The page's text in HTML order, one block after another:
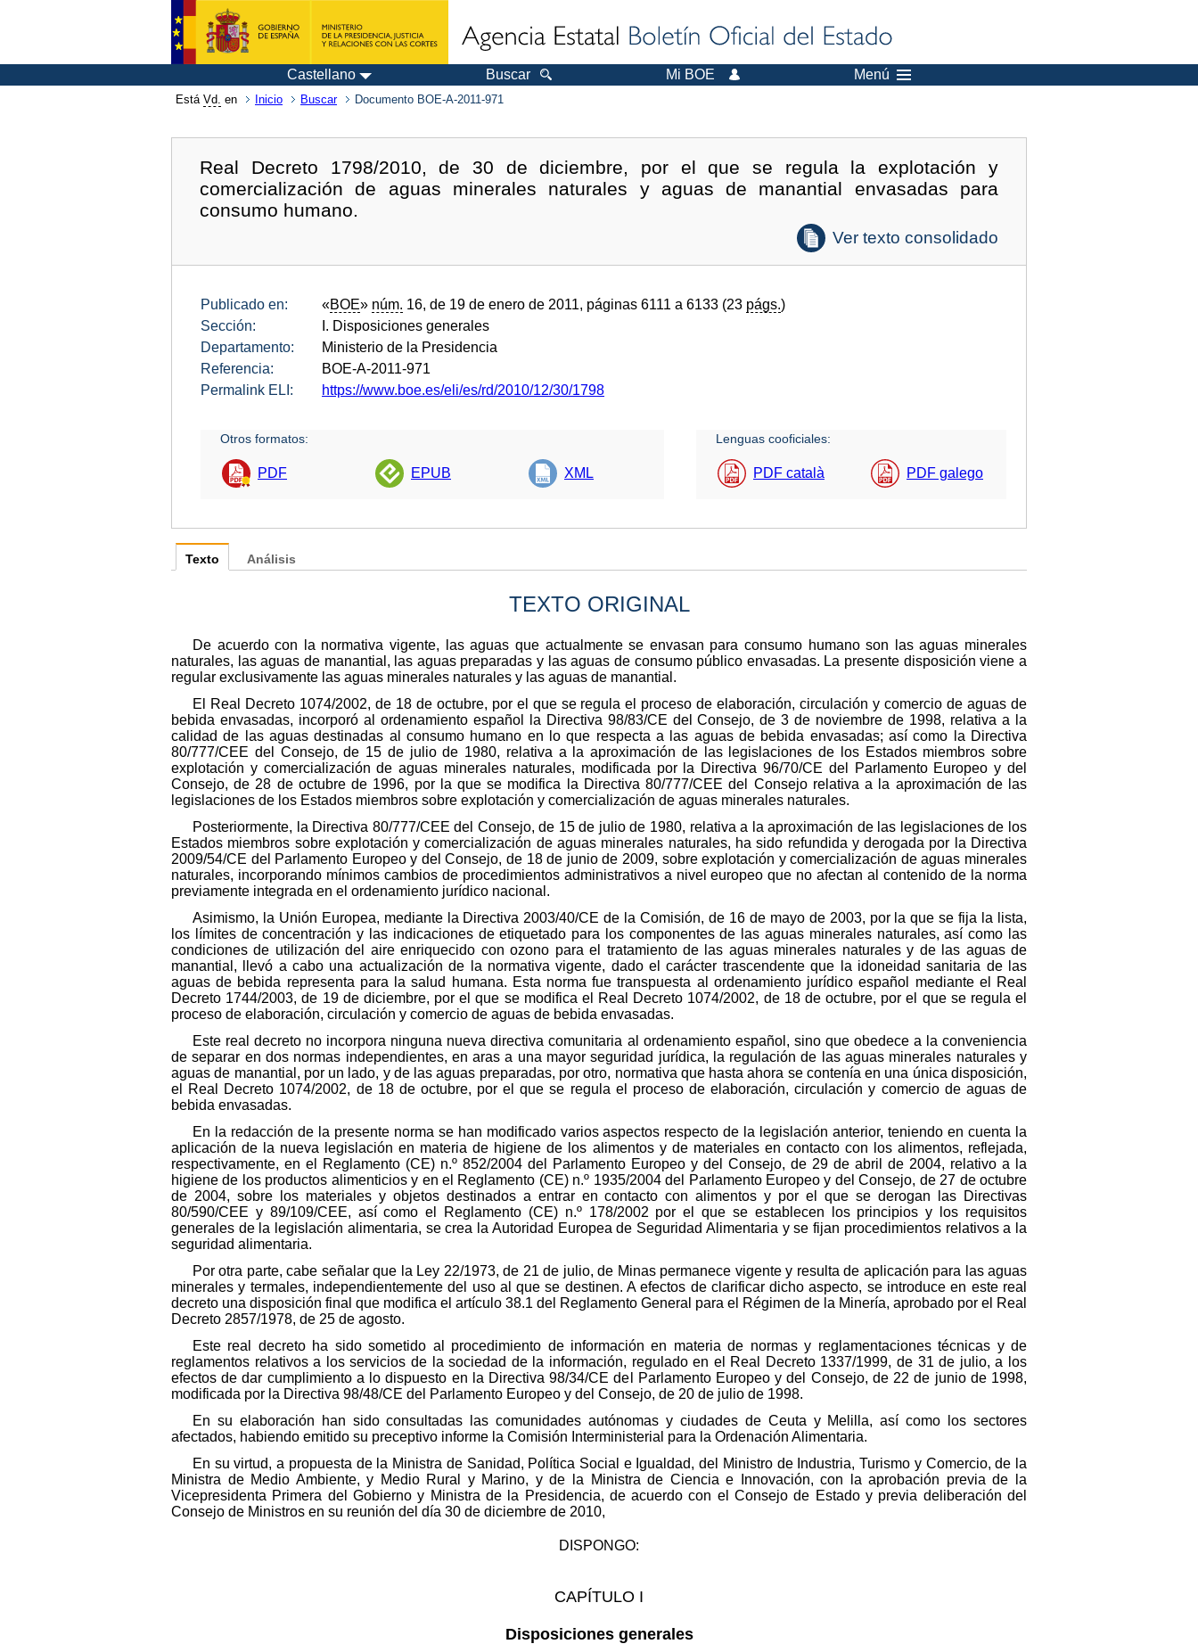
Castellano Buscar Mi BOE Menú
Está Vd. en Inicio Buscar Documento BOE-A-2011-971
Real Decreto 1798/2010, de 30 de diciembre, por el que se regula la explotación y
comercialización de aguas minerales naturales y aguas de manantial envasadas para
consumo humano.
Ver texto consolidado
Publicado en: «BOE» núm. 16, de 19 de enero de 2011, páginas 6111 a 6133 (23 págs.)
Sección:
I. Disposiciones generales
Departamento:
Ministerio de la Presidencia
Referencia:
BOE-A-2011-971
Permalink ELI:
https://www.boe.es/eli/es/rd/2010/12/30/1798
Otros formatos:
PDF EPUB XML
Lenguas cooficiales:
PDF català PDF galego
Texto
TEXTO ORIGINAL
De acuerdo con la normativa vigente, las aguas que actualmente se envasan para consumo humano son las aguas minerales
naturales, las aguas de manantial, las aguas preparadas y las aguas de consumo público envasadas. La presente disposición viene a
regular exclusivamente las aguas minerales naturales y las aguas de manantial.
El Real Decreto 1074/2002, de 18 de octubre, por el que se regula el proceso de elaboración, circulación y comercio de aguas de
bebida envasadas, incorporó al ordenamiento español la Directiva 98/83/CE del Consejo, de 3 de noviembre de 1998, relativa a la
calidad de las aguas destinadas al consumo humano en lo que respecta a las aguas de bebida envasadas; así como la Directiva
80/777/CEE del Consejo, de 15 de julio de 1980, relativa a la aproximación de las legislaciones de los Estados miembros sobre
explotación y comercialización de aguas minerales naturales, modificada por la Directiva 96/70/CE del Parlamento Europeo y del
Consejo, de 28 de octubre de 1996, por la que se modifica la Directiva 80/777/CEE del Consejo relativa a la aproximación de las
legislaciones de los Estados miembros sobre explotación y comercialización de aguas minerales naturales.
Posteriormente, la Directiva 80/777/CEE del Consejo, de 15 de julio de 1980, relativa a la aproximación de las legislaciones de los
Estados miembros sobre explotación y comercialización de aguas minerales naturales, ha sido refundida y derogada por la Directiva
2009/54/CE del Parlamento Europeo y del Consejo, de 18 de junio de 2009, sobre explotación y comercialización de aguas minerales
naturales, incorporando mínimos cambios de procedimientos administrativos a nivel europeo que no afectan al contenido de la norma
previamente integrada en el ordenamiento jurídico nacional.
Asimismo, la Unión Europea, mediante la Directiva 2003/40/CE de la Comisión, de 16 de mayo de 2003, por la que se fija la lista,
los límites de concentración y las indicaciones de etiquetado para los componentes de las aguas minerales naturales, así como las
condiciones de utilización del aire enriquecido con ozono para el tratamiento de las aguas minerales naturales y de las aguas de
manantial, llevó a cabo una actualización de la normativa vigente, dado el carácter trascendente que la idoneidad sanitaria de las
aguas de bebida representa para la salud humana. Esta norma fue transpuesta al ordenamiento jurídico español mediante el Real
Decreto 1744/2003, de 19 de diciembre, por el que se modifica el Real Decreto 1074/2002, de 18 de octubre, por el que se regula el
proceso de elaboración, circulación y comercio de aguas de bebida envasadas.
Este real decreto no incorpora ninguna nueva directiva comunitaria al ordenamiento español, sino que obedece a la conveniencia
de separar en dos normas independientes, en aras a una mayor seguridad jurídica, la regulación de las aguas minerales naturales y
aguas de manantial, por un lado, y de las aguas preparadas, por otro, normativa que hasta ahora se contenía en una única disposición,
el Real Decreto 1074/2002, de 18 de octubre, por el que se regula el proceso de elaboración, circulación y comercio de aguas de
bebida envasadas.
En la redacción de la presente norma se han modificado varios aspectos respecto de la legislación anterior, teniendo en cuenta la
aplicación de la nueva legislación en materia de higiene de los alimentos y de materiales en contacto con los alimentos, reflejada,
respectivamente, en el Reglamento (CE) n.º 852/2004 del Parlamento Europeo y del Consejo, de 29 de abril de 2004, relativo a la
higiene de los productos alimenticios y en el Reglamento (CE) n.º 1935/2004 del Parlamento Europeo y del Consejo, de 27 de octubre
de 2004, sobre los materiales y objetos destinados a entrar en contacto con alimentos y por el que se derogan las Directivas
80/590/CEE y 89/109/CEE, así como el Reglamento (CE) n.º 178/2002 por el que se establecen los principios y los requisitos
generales de la legislación alimentaria, se crea la Autoridad Europea de Seguridad Alimentaria y se fijan procedimientos relativos a la
seguridad alimentaria.
Por otra parte, cabe señalar que la Ley 22/1973, de 21 de julio, de Minas permanece vigente y resulta de aplicación para las aguas
minerales y termales, independientemente del uso al que se destinen. A efectos de clarificar dicho aspecto, se introduce en este real
decreto una disposición final que modifica el artículo 38.1 del Reglamento General para el Régimen de la Minería, aprobado por el Real
Decreto 2857/1978, de 25 de agosto.
Este real decreto ha sido sometido al procedimiento de información en materia de normas y reglamentaciones técnicas y de
reglamentos relativos a los servicios de la sociedad de la información, regulado en el Real Decreto 1337/1999, de 31 de julio, a los
efectos de dar cumplimiento a lo dispuesto en la Directiva 98/34/CE del Parlamento Europeo y del Consejo, de 22 de junio de 1998,
modificada por la Directiva 98/48/CE del Parlamento Europeo y del Consejo, de 20 de julio de 1998.
En su elaboración han sido consultadas las comunidades autónomas y ciudades de Ceuta y Melilla, así como los sectores
afectados, habiendo emitido su preceptivo informe la Comisión Interministerial para la Ordenación Alimentaria.
En su virtud, a propuesta de la Ministra de Sanidad, Política Social e Igualdad, del Ministro de Industria, Turismo y Comercio, de la
Ministra de Medio Ambiente, y Medio Rural y Marino, y de la Ministra de Ciencia e Innovación, con la aprobación previa de la
Vicepresidenta Primera del Gobierno y Ministra de la Presidencia, de acuerdo con el Consejo de Estado y previa deliberación del
Consejo de Ministros en su reunión del día 30 de diciembre de 2010,
DISPONGO:
CAPÍTULO I
Disposiciones generales
Análisis